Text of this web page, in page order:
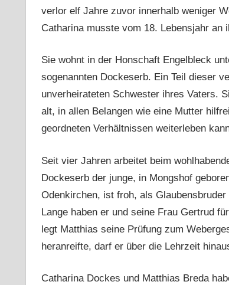
verlor elf Jahre zuvor innerhalb weniger
Catharina musste vom 18. Lebensjahr an
Sie wohnt in der Honschaft Engelbleck
sogenannten Dockeserb. Ein Teil dieser
unverheirateten Schwester ihres Vaters.
alt, in allen Belangen wie eine Mutter
geordneten Verhältnissen weiterleben
Seit vier Jahren arbeitet beim
Dockeserb der junge, in Mongshof
Odenkirchen, ist froh, als
Lange haben er und seine Frau Gertrud
legt Matthias seine Prüfung zum
heranreifte, darf er über die Lehrzeit
Catharina Dockes und Matthias Breda